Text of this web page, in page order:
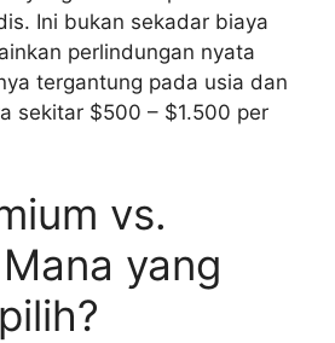
Ini bukan sekadar biaya
perlindungan nyata
tergantung pada usia dan
sekitar $500 – $1.500 per
vs.
yang